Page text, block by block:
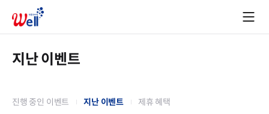
지난 이벤트
진행 중인 이벤트 지난 이벤트 제휴 혜택